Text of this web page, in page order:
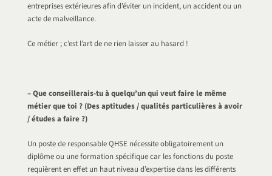
entreprises extérieures afin d’éviter un incident, un accident ou un
acte de malveillance.
Ce métier ; c’est l’art de ne rien laisser au hasard !
– Que conseillerais-tu à quelqu’un qui veut faire le même
métier que toi ? (Des aptitudes / qualités particulières à avoir
/ études a faire ?)
Un poste de responsable QHSE nécessite obligatoirement un
diplôme ou une formation spécifique car les fonctions du poste
requièrent en effet un haut niveau d’expertise dans les différents